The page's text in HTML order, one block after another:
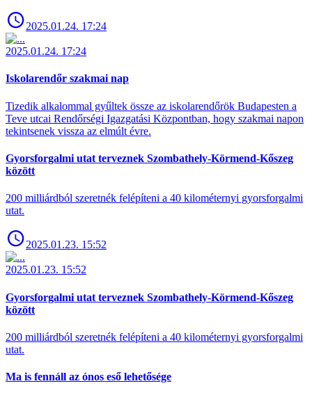
2025.01.24. 17:24
2025.01.24. 17:24
Iskolarendőr szakmai nap
Tizedik alkalommal gyűltek össze az iskolarendőrök Budapesten a
Teve utcai Rendőrségi Igazgatási Központban, hogy szakmai napon
tekintsenek vissza az elmúlt évre.
Gyorsforgalmi utat terveznek Szombathely-Körmend-Kőszeg
között
200 milliárdból szeretnék felépíteni a 40 kilométernyi gyorsforgalmi
utat.
2025.01.23. 15:52
2025.01.23. 15:52
Gyorsforgalmi utat terveznek Szombathely-Körmend-Kőszeg
között
200 milliárdból szeretnék felépíteni a 40 kilométernyi gyorsforgalmi
utat.
Ma is fennáll az ónos eső lehetősége